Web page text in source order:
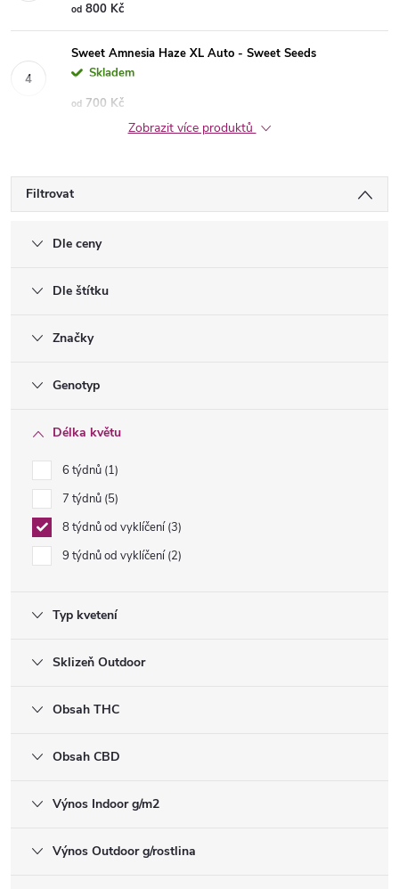
od 800 Kč
Sweet Amnesia Haze XL Auto - Sweet Seeds
Skladem
od 700 Kč
Zobrazit více produktů
Filtrovat
Dle ceny
Dle štítku
Značky
Genotyp
Délka květu
6 týdnů 1
7 týdnů 5
8 týdnů od vyklíčení 3
9 týdnů od vyklíčení 2
Typ kvetení
Sklizeň Outdoor
Obsah THC
Obsah CBD
Výnos Indoor g/m2
Výnos Outdoor g/rostlina